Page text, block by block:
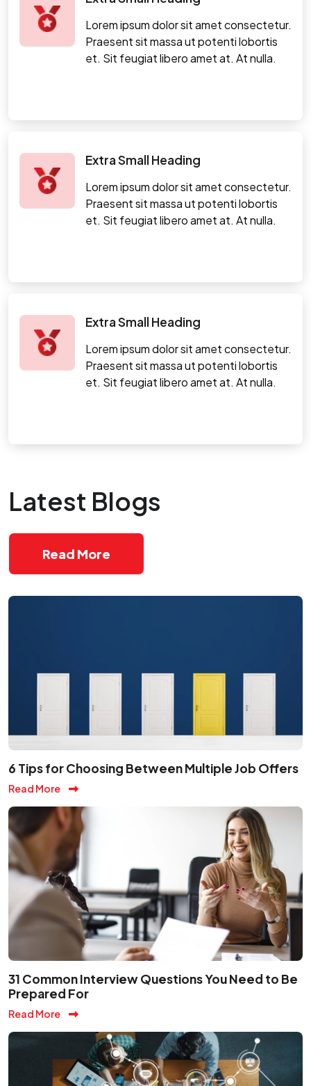
Lorem ipsum dolor sit amet consectetur.
Praesent sit massa ut potenti lobortis
et. Sit feugiat libero amet at. At nulla.
Extra Small Heading
Lorem ipsum dolor sit amet consectetur.
Praesent sit massa ut potenti lobortis
et. Sit feugiat libero amet at. At nulla.
Extra Small Heading
Lorem ipsum dolor sit amet consectetur.
Praesent sit massa ut potenti lobortis
et. Sit feugiat libero amet at. At nulla.
Latest Blogs
Read More
6 Tips for Choosing Between Multiple Job Offers
Read More
31 Common Interview Questions You Need to Be
Prepared For
Read More